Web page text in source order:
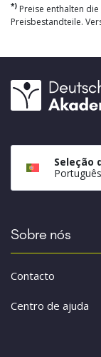
*) Preise enthalten
Preisbestandteile.
Seleção
Português
Sobre nós
Contacto
Centro de ajuda